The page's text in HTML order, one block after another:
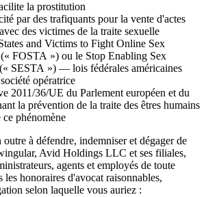
la prostitution
par des trafiquants pour la vente d'actes
des victimes de la traite sexuelle
and Victims to Fight Online Sex
FOSTA ») ou le Stop Enabling Sex
SESTA ») — lois fédérales américaines
opératrice
2011/36/UE du Parlement européen et du
la prévention de la traite des êtres humains
phénomène
outre à défendre, indemniser et dégager de
Avid Holdings LLC et ses filiales,
agents et employés de toute
honoraires d'avocat raisonnables,
selon laquelle vous auriez :